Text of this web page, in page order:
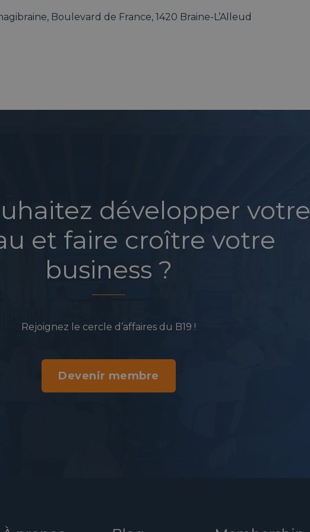
Boulevard de France, 1420 Braine-L’Alleud
développer votre
et faire croître votre
business ?
Rejoignez le cercle d’affaires du B19 !
Devenir membre